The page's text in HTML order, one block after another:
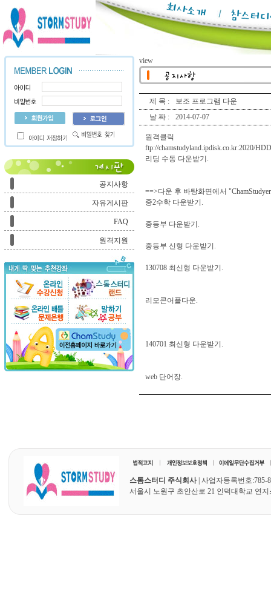
공지사항
자유게시판
FAQ
원격지원
view
제 목 :
보조 프로그램 다운
날 짜 :
2014-07-07
원격클릭
ftp://chamstudyland.ipdisk.co.kr:2020/
리딩 수동 다운받기.
==>다운 후 바탕화면에서
중2수학 다운받기.
중등부 다운받기.
중등부 신형 다운받기.
130708 최신형 다운받기.
리모콘어플다운.
140701 최신형 다운받기.
web 단어장.
스톰스터디 주식회사| 사업자등록번호:785-
서울시 노원구 초안산로 21 인덕대학교 연지